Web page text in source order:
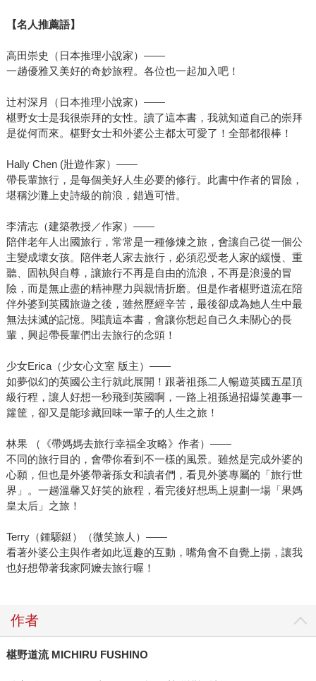
【名人推薦語】
高田崇史（日本推理小說家）——
一趟優雅又美好的奇妙旅程。各位也一起加入吧！
辻村深月（日本推理小說家）——
椹野女士是我很崇拜的女性。讀了這本書，我就知道自己的崇拜
是從何而來。椹野女士和外婆公主都太可愛了！全部都很棒！
Hally Chen (壯遊作家）——
帶長輩旅行，是每個美好人生必要的修行。此書中作者的冒險，
堪稱沙灘上史詩級的前浪，錯過可惜。
李清志（建築教授／作家）——
陪伴老年人出國旅行，常常是一種修煉之旅，會讓自己從一個公
主變成壞女孩。陪伴老人家去旅行，必須忍受老人家的緩慢、重
聽、固執與自尊，讓旅行不再是自由的流浪，不再是浪漫的冒
險，而是無止盡的精神壓力與親情折磨。但是作者椹野道流在陪
伴外婆到英國旅遊之後，雖然歷經辛苦，最後卻成為她人生中最
無法抺滅的記憶。閱讀這本書，會讓你想起自己久未關心的長
輩，興起帶長輩們出去旅行的念頭！
少女Erica（少女心文室 版主）——
如夢似幻的英國公主行就此展開！跟著祖孫二人暢遊英國五星頂
級行程，讓人好想一秒飛到英國啊，一路上祖孫過招爆笑趣事一
籮筐，卻又是能珍藏回味一輩子的人生之旅！
林果 （《帶媽媽去旅行幸福全攻略》作者）——
不同的旅行目的，會帶你看到不一樣的風景。雖然是完成外婆的
心願，但也是外婆帶著孫女和讀者們，看見外婆專屬的「旅行世
界」。一趟溫馨又好笑的旅程，看完後好想馬上規劃一場「果媽
皇太后」之旅！
Terry（鍾騵鋌）（微笑旅人）——
看著外婆公主與作者如此逗趣的互動，嘴角會不自覺上揚，讓我
也好想帶著我家阿嬤去旅行喔！
作者
椹野道流 MICHIRU FUSHINO